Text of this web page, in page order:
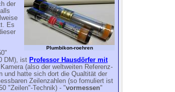
Plumbikon-roehren
der
Es
DM), ist Professor Hausdörfer mit
(also der weltweiten Referenz-
und hatte sich dort die Qualtität der
Zeilenzahlen (so fomuliert ist
"Zeilen"-Technik) - "vormessen"